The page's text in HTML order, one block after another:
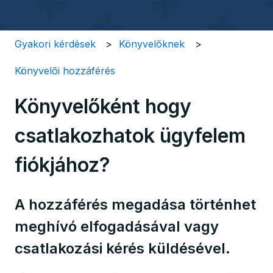
Gyakori kérdések Könyvelőknek
Könyvelői hozzáférés
Könyvelőként hogy
csatlakozhatok ügyfelem
fiókjához?
A hozzáférés megadása történhet
meghívó elfogadásával vagy
csatlakozási kérés küldésével.